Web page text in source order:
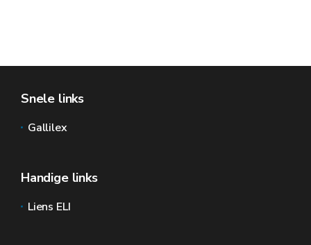
Snele links
Gallilex
Handige links
Liens ELI